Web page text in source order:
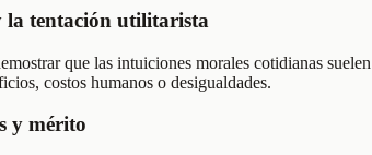
la tentación utilitarista
que las intuiciones morales cotidianas
costos humanos o desigualdades.
y mérito